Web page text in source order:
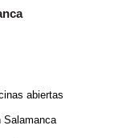
abiertas
Salamanca